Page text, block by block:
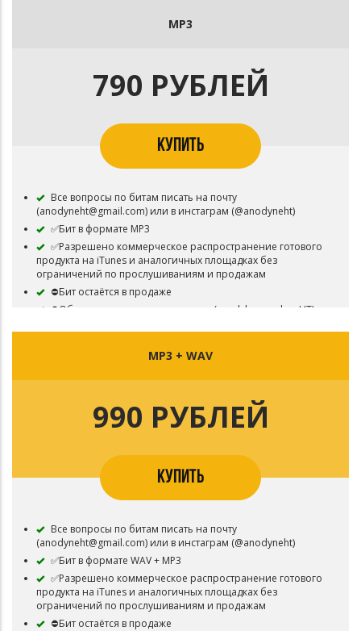
MP3
790 РУБЛЕЙ
КУПИТЬ
Все вопросы по битам писать на почту
(anodyneht@gmail.com) или в инстаграм (@anodyneht)
✅Бит в формате MP3
✅Разрешено коммерческое распространение готового
продукта на iTunes и аналогичных площадках без
ограничений по прослушиваниям и продажам
⛔Бит остаётся в продаже
⛔Обязательно указать авторство (prod. by anodyneHT) в
MP3 + WAV
990 РУБЛЕЙ
КУПИТЬ
Все вопросы по битам писать на почту
(anodyneht@gmail.com) или в инстаграм (@anodyneht)
✅Бит в формате WAV + MP3
✅Разрешено коммерческое распространение готового
продукта на iTunes и аналогичных площадках без
ограничений по прослушиваниям и продажам
⛔Бит остаётся в продаже